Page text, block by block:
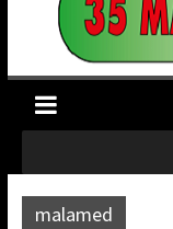
malamed